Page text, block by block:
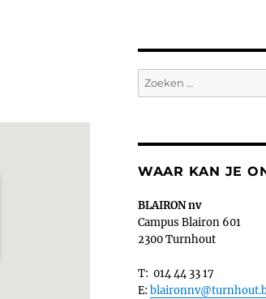
Zoeken
naar:
WAAR KAN JE
BLAIRON nv
Campus Blairon 601
2300 Turnhout
T: 014 44 33 17
E: